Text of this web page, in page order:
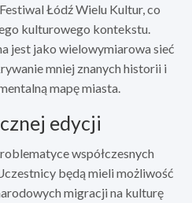
Łódź Wielu Kultur, co
kulturowego kontekstu.
jest jako wielowymiarowa sieć
mniej znanych historii i
mapę miasta.
edycji
współczesnych
będą mieli możliwość
migracji na kulturę